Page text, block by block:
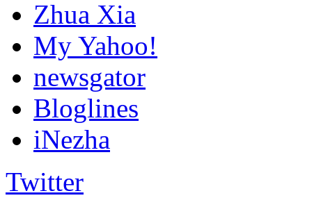
Zhua Xia
My Yahoo!
newsgator
Bloglines
iNezha
Twitter